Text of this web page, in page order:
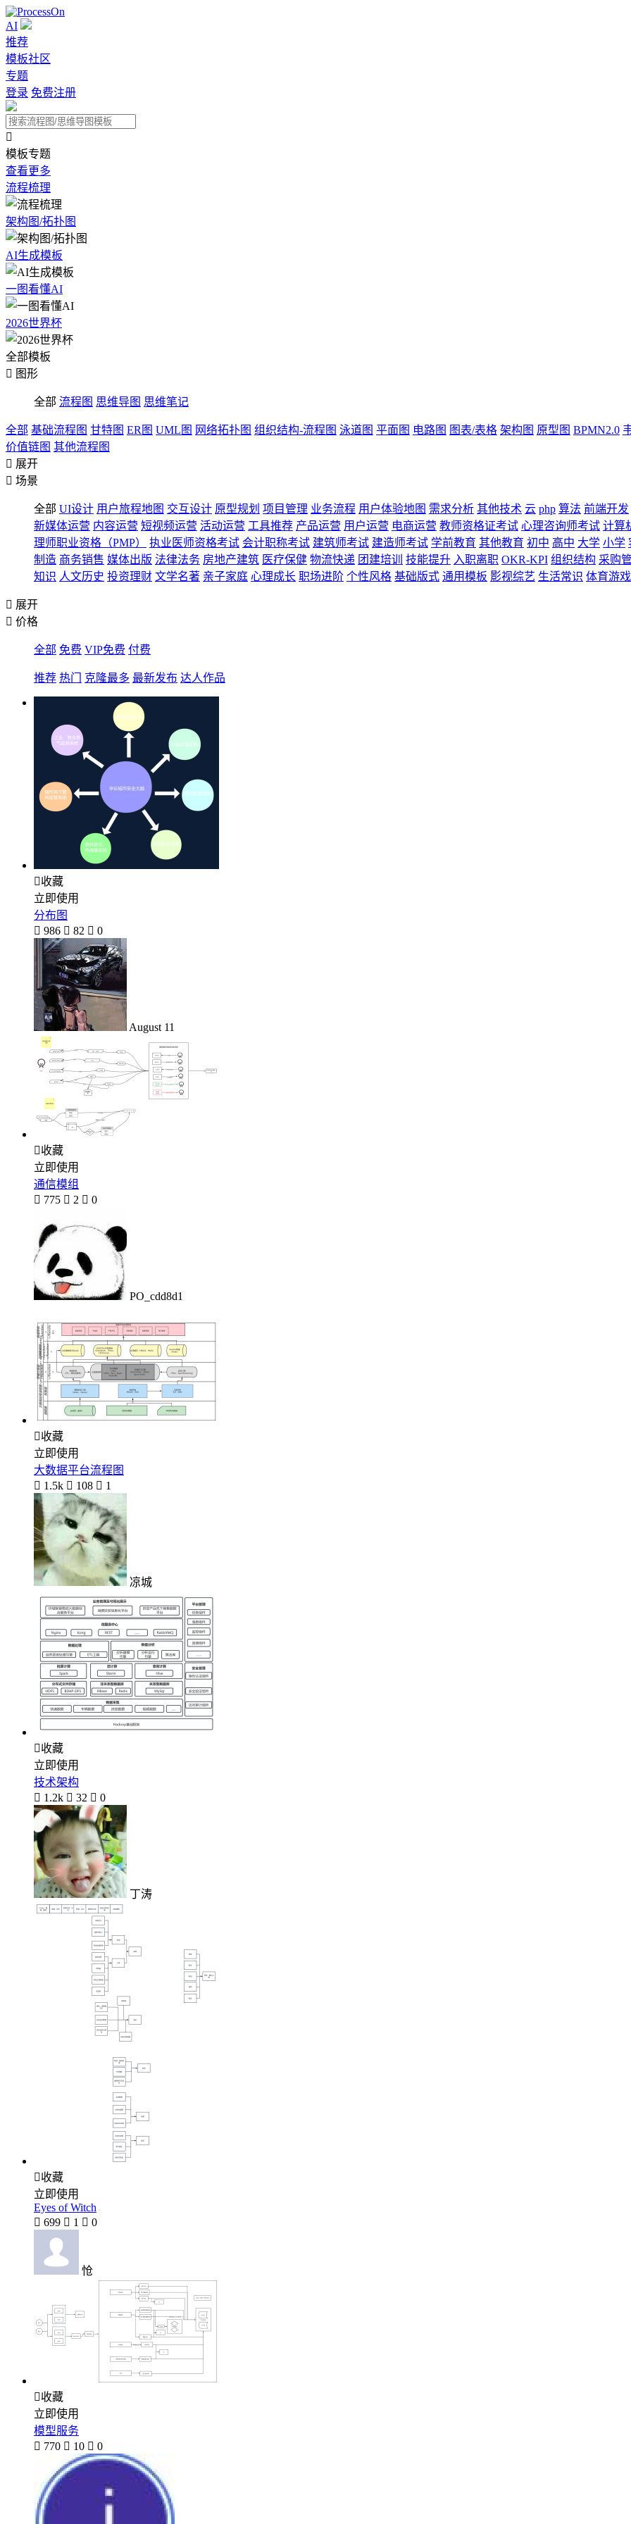
AI
推荐
模板社区
专题
登录 免费注册

模板专题
查看更多
流程梳理
架构图/拓扑图
AI生成模板
一图看懂AI
2026世界杯
全部模板
 图形
全部 流程图 思维导图 思维笔记
全部 基础流程图 甘特图 ER图 UML图 网络拓扑图 组织结构-流程图 泳道图 平面图 电路图 图表/表格 架构图 原型图 BPMN2.0
价值链图 其他流程图
 展开
 场景
全部 UI设计 用户旅程地图 交互设计 原型规划 项目管理 业务流程 用户体验地图 需求分析 其他技术 云 php 算法 前端开发
新媒体运营 内容运营 短视频运营 活动运营 工具推荐 产品运营 用户运营 电商运营 教师资格证考试 心理咨询师考试 计算
理师职业资格（PMP）
执业医师资格考试 会计职称考试 建筑师考试 建造师考试 学前教育 其他教育 初中 高中 大学 小学
制造 商务销售 媒体出版 法律法务 房地产建筑 医疗保健 物流快递 团建培训 技能提升 入职离职 OKR-KPI 组织结构 采购
知识 人文历史 投资理财 文学名著 亲子家庭 心理成长 职场进阶 个性风格 基础版式 通用模板 影视综艺 生活常识 体育游戏
 展开
 价格
全部 免费 VIP免费 付费
推荐 热门 克隆最多 最新发布 达人作品
收藏
立即使用
分布图
 986  82  0
August 11
收藏
立即使用
通信模组
 775  2  0
PO_cdd8d1
收藏
立即使用
大数据平台流程图
 1.5k  108  1
凉城
收藏
立即使用
技术架构
 1.2k  32  0
丁涛
收藏
立即使用
Eyes of Witch
 699  1  0
怆
收藏
立即使用
模型服务
 770  10  0